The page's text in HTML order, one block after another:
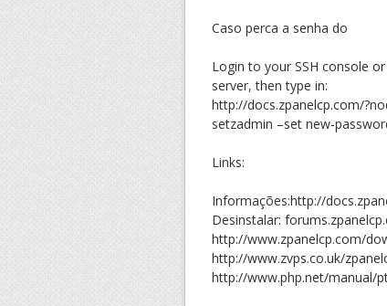
Caso perca a senha do
Login to your SSH console
server, then type in:
http://docs.zpanelcp.com/
setzadmin –set new-
Links:
Informações:http://
Desinstalar:
http://www.zpanelcp.com/
http://www.zvps.co.uk/
http://www.php.net/manual/